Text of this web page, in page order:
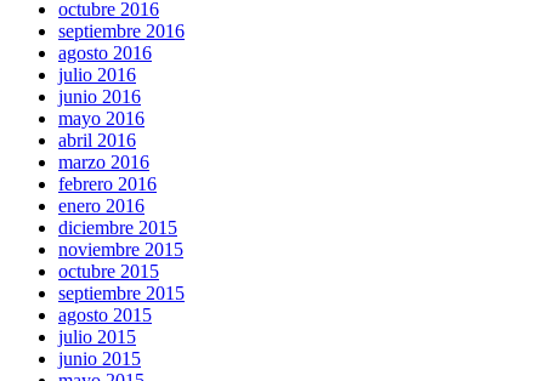
octubre 2016
septiembre 2016
agosto 2016
julio 2016
junio 2016
mayo 2016
abril 2016
marzo 2016
febrero 2016
enero 2016
diciembre 2015
noviembre 2015
octubre 2015
septiembre 2015
agosto 2015
julio 2015
junio 2015